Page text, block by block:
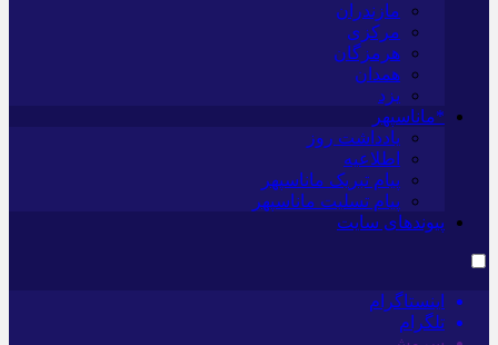
مازندران
مرکزی
هرمزگان
همدان
یزد
*ماناسپهر
یادداشت روز
اطلاعیه
پیام تبریک ماناسپهر
پیام تسلیت ماناسپهر
پیوندهای سایت
اینستاگرام
تلگرام